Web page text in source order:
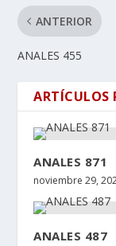
ANTERIOR
ANALES 455
ARTÍCULOS
ANALES 871
noviembre 29,
ANALES 487